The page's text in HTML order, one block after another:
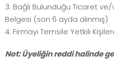
3. Bağlı Bulunduğu Ticaret
Belgesi (son 6 ayda alınmış)
4. Firmayı Temsile Yetkili
Not: Üyeliğin reddi halinde